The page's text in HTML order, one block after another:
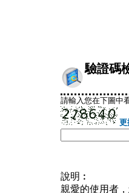
驗證碼
請輸入您在下圖中
更
說明︰
親愛的使用者